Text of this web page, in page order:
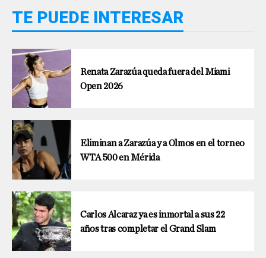
TE PUEDE INTERESAR
Renata Zarazúa queda fuera del Miami
Open 2026
Eliminan a Zarazúa y a Olmos en el torneo
WTA 500 en Mérida
Carlos Alcaraz ya es inmortal a sus 22
años tras completar el Grand Slam